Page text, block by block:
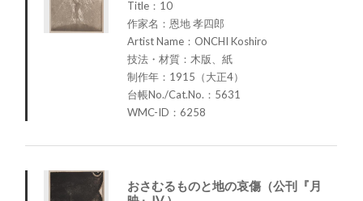
Title：10
作家名：恩地 孝四郎
Artist Name：ONCHI Koshiro
技法・材質：木版、紙
制作年：1915（大正4）
台帳No./Cat.No.：5631
WMC-ID：6258
おさむるものと地の哀傷（公刊『月